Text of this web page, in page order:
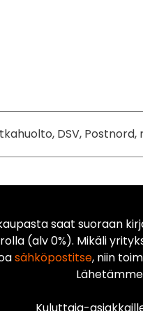
DSV, Postnord,
saat suoraan
(alv 0%). Mikäli
sähköpostitse, niin
Kuluttaja-